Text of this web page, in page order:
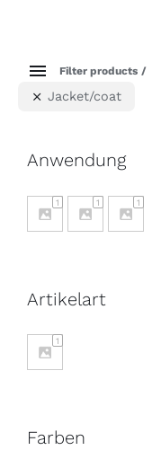
Filter products
Jacket/coat
Anwendung
1 1 1
Artikelart
1
Farben